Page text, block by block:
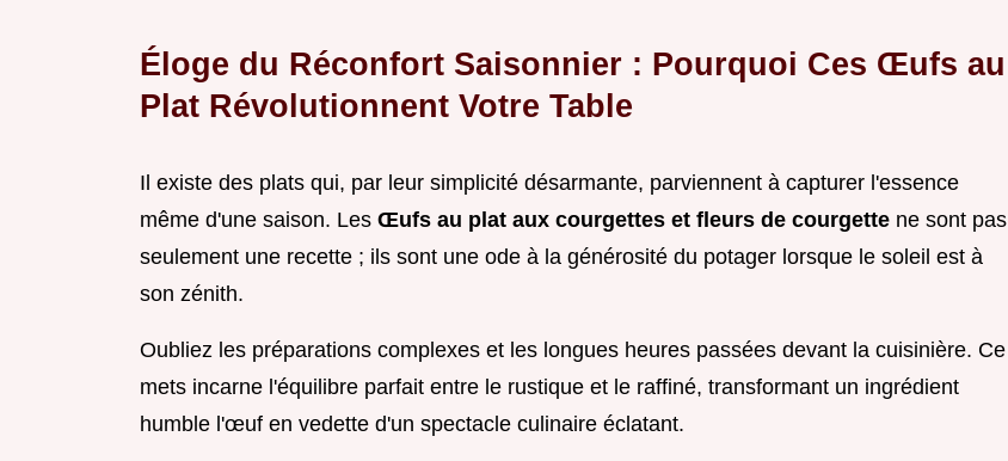
Éloge du Réconfort Saisonnier : Pourquoi Ces Œufs au
Plat Révolutionnent Votre Table
Il existe des plats qui, par leur simplicité désarmante, parviennent à capturer l'essence
même d'une saison. Les Œufs au plat aux courgettes et fleurs de courgette ne sont pas
seulement une recette ; ils sont une ode à la générosité du potager lorsque le soleil est à
son zénith.
Oubliez les préparations complexes et les longues heures passées devant la cuisinière. Ce
mets incarne l'équilibre parfait entre le rustique et le raffiné, transformant un ingrédient
humble l'œuf en vedette d'un spectacle culinaire éclatant.